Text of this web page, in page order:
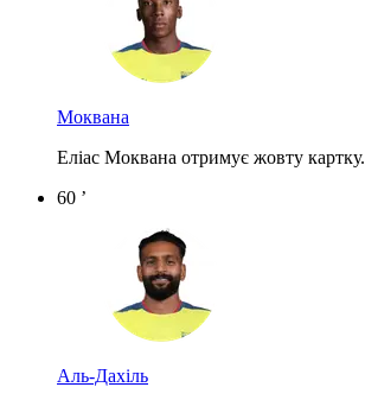
Моквана
Еліас Моквана отримує жовту картку.
60 ’
Аль-Дахіль